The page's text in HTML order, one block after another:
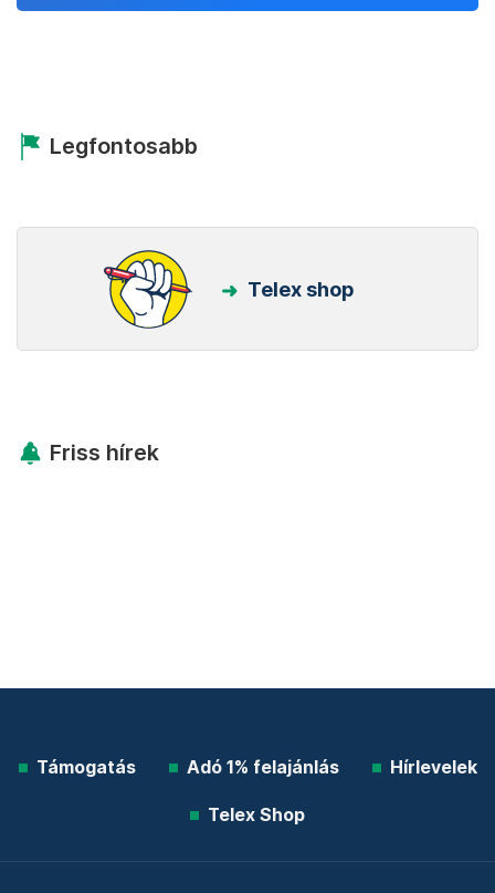
Legfontosabb
Telex shop
Friss hírek
Támogatás Adó 1% felajánlás Hírlevelek
Telex Shop